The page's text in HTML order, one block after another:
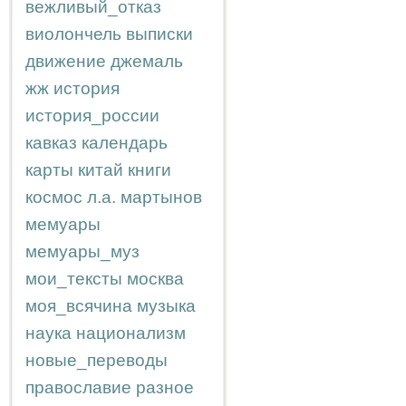
вежливый_отказ
виолончель выписки
движение джемаль
жж история
история_россии
кавказ календарь
карты китай книги
космос л.а. мартынов
мемуары
мемуары_муз
мои_тексты москва
моя_всячина музыка
наука национализм
новые_переводы
православие разное